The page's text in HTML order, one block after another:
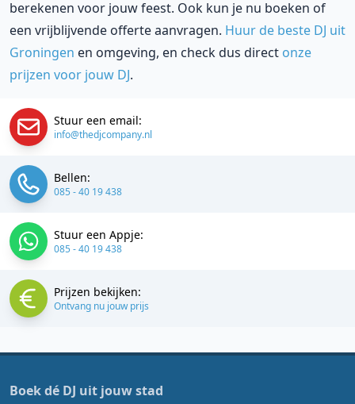
berekenen voor jouw feest. Ook kun je nu boeken of
een vrijblijvende offerte aanvragen. Huur de beste DJ uit
Groningen en omgeving, en check dus direct onze
prijzen voor jouw DJ.
Stuur een email:
info@thedjcompany.nl
Bellen:
085 - 40 19 438
Stuur een Appje:
085 - 40 19 438
Prijzen bekijken:
Ontvang nu jouw prijs
Boek dé DJ uit jouw stad